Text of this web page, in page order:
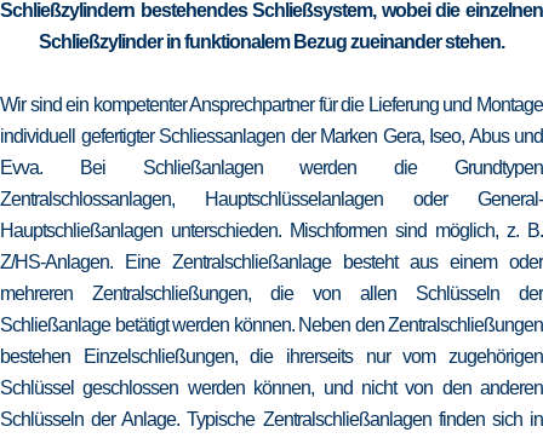
Schließzylindern bestehendes Schließsystem, wobei die einzelnen
Schließzylinder in funktionalem Bezug zueinander stehen.
Wir sind ein kompetenter Ansprechpartner für die Lieferung und Montage
individuell gefertigter Schliessanlagen der Marken Gera, Iseo, Abus und
Evva. Bei Schließanlagen werden die Grundtypen
Zentralschlossanlagen, Hauptschlüsselanlagen oder General-
Hauptschließanlagen unterschieden. Mischformen sind möglich, z. B.
Z/HS-Anlagen. Eine Zentralschließanlage besteht aus einem oder
mehreren Zentralschließungen, die von allen Schlüsseln der
Schließanlage betätigt werden können. Neben den Zentralschließungen
bestehen Einzelschließungen, die ihrerseits nur vom zugehörigen
Schlüssel geschlossen werden können, und nicht von den anderen
Schlüsseln der Anlage. Typische Zentralschließanlagen finden sich in